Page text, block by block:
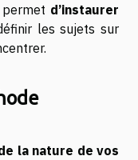
permet d’instaurer
les sujets sur
la nature de vos